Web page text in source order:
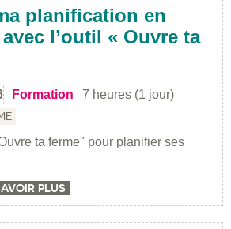
planification en
l’outil « Ouvre ta
Formation 7 heures (1 jour)
ta ferme" pour planifier ses
PLUS